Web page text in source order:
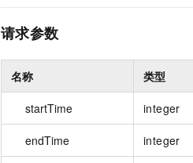
请求参数
名称 类型
startTime integer
endTime integer